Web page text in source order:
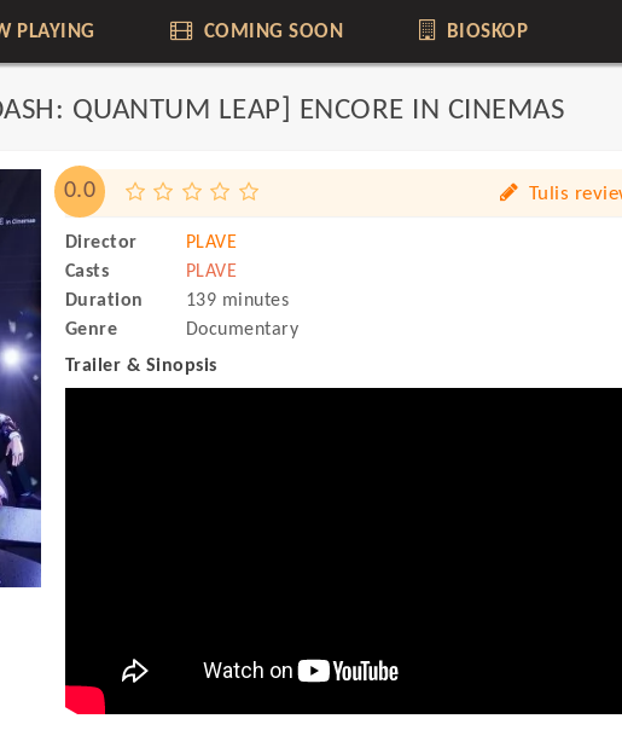
PLAYING COMING SOON BIOSKOP
QUANTUM LEAP] ENCORE IN CINEMAS
0.0 Tulis
Director
PLAVE
Casts
PLAVE
Duration
139 minutes
Genre
Documentary
Trailer & Sinopsis